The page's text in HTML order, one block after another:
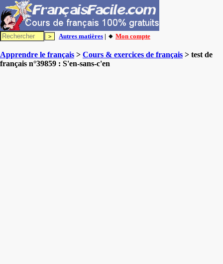
Autres matières | 🔸 Mon compte
Apprendre le français > Cours & exercices de français > test de
français n°39859 : S'en-sans-c'en